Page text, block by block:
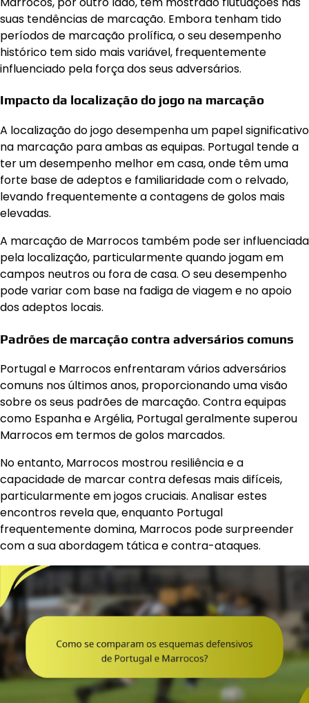
suas tendências de marcação. Embora tenham tido
períodos de marcação prolífica, o seu desempenho
histórico tem sido mais variável, frequentemente
influenciado pela força dos seus adversários.
Impacto da localização do jogo na marcação
A localização do jogo desempenha um papel significativo
na marcação para ambas as equipas. Portugal tende a
ter um desempenho melhor em casa, onde têm uma
forte base de adeptos e familiaridade com o relvado,
levando frequentemente a contagens de golos mais
elevadas.
A marcação de Marrocos também pode ser influenciada
pela localização, particularmente quando jogam em
campos neutros ou fora de casa. O seu desempenho
pode variar com base na fadiga de viagem e no apoio
dos adeptos locais.
Padrões de marcação contra adversários comuns
Portugal e Marrocos enfrentaram vários adversários
comuns nos últimos anos, proporcionando uma visão
sobre os seus padrões de marcação. Contra equipas
como Espanha e Argélia, Portugal geralmente superou
Marrocos em termos de golos marcados.
No entanto, Marrocos mostrou resiliência e a
capacidade de marcar contra defesas mais difíceis,
particularmente em jogos cruciais. Analisar estes
encontros revela que, enquanto Portugal
frequentemente domina, Marrocos pode surpreender
com a sua abordagem tática e contra-ataques.